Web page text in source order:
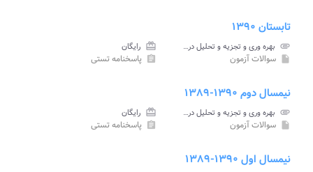
تابستان ۱۳۹۰
attachment بهره وری و تجزیه و تحلیل در بخش صنعت پیام نور card_giftcard رایگان
insert_drive_file سوالات آزمون assignment پاسخنامه تستی
نیمسال دوم ۱۳۹۰-۱۳۸۹
attachment بهره وری و تجزیه و تحلیل در بخش صنعت پیام نور card_giftcard رایگان
insert_drive_file سوالات آزمون assignment پاسخنامه تستی
نیمسال اول ۱۳۹۰-۱۳۸۹